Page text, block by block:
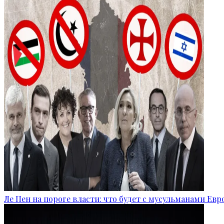
Ле Пен на пороге власти: что будет с мусульманами